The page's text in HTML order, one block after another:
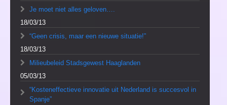
Je moet niet alles geloven….
18/03/13
“Geen crisis, maar een nieuwe situatie!”
18/03/13
Milieubeleid Stadsgewest Haaglanden
05/03/13
“Kosteneffectieve innovatie uit Nederland is succesvol in
Spanje”